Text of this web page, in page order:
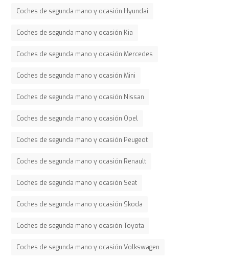
Coches de segunda mano y ocasión Hyundai
Coches de segunda mano y ocasión Kia
Coches de segunda mano y ocasión Mercedes
Coches de segunda mano y ocasión Mini
Coches de segunda mano y ocasión Nissan
Coches de segunda mano y ocasión Opel
Coches de segunda mano y ocasión Peugeot
Coches de segunda mano y ocasión Renault
Coches de segunda mano y ocasión Seat
Coches de segunda mano y ocasión Skoda
Coches de segunda mano y ocasión Toyota
Coches de segunda mano y ocasión Volkswagen